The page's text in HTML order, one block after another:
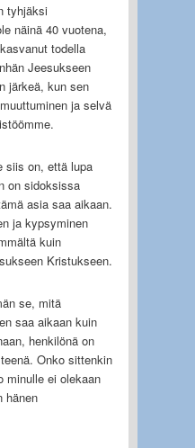
tyhjäksi
näinä 40 vuotena,
todella
Jeesukseen
järkeä, kun sen
ja selvä
siis on, että lupa
on sidoksissa
asia saa aikaan.
ja kypsyminen
kuin
Kristukseen.
se, mitä
saa aikaan kuin
henkilönä on
Onko sittenkin
minulle ei olekaan
hänen